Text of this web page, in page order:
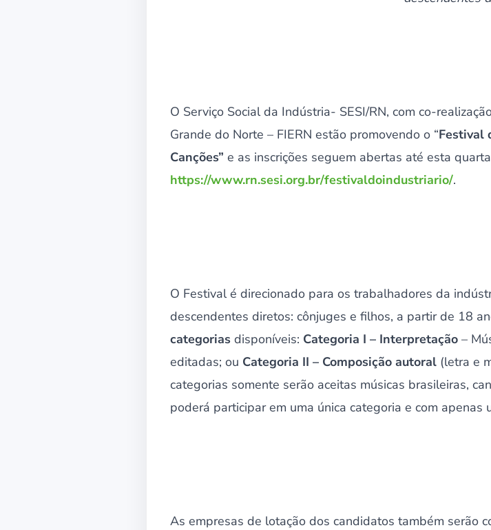
O Serviço Social da Indústria- SESI/RN, com co-
Grande do Norte – FIERN estão promovendo o “Festival
Canções” e as inscrições seguem abertas até esta
https://www.rn.sesi.org.br/festivaldoindustriario/.
O Festival é direcionado para os trabalhadores da
descendentes diretos: cônjuges e filhos, a partir de 18
categorias disponíveis: Categoria I – Interpretação –
editadas; ou Categoria II – Composição autoral (letra e
categorias somente serão aceitas músicas brasileiras,
poderá participar em uma única categoria e com apenas
As empresas de lotação dos candidatos também serão